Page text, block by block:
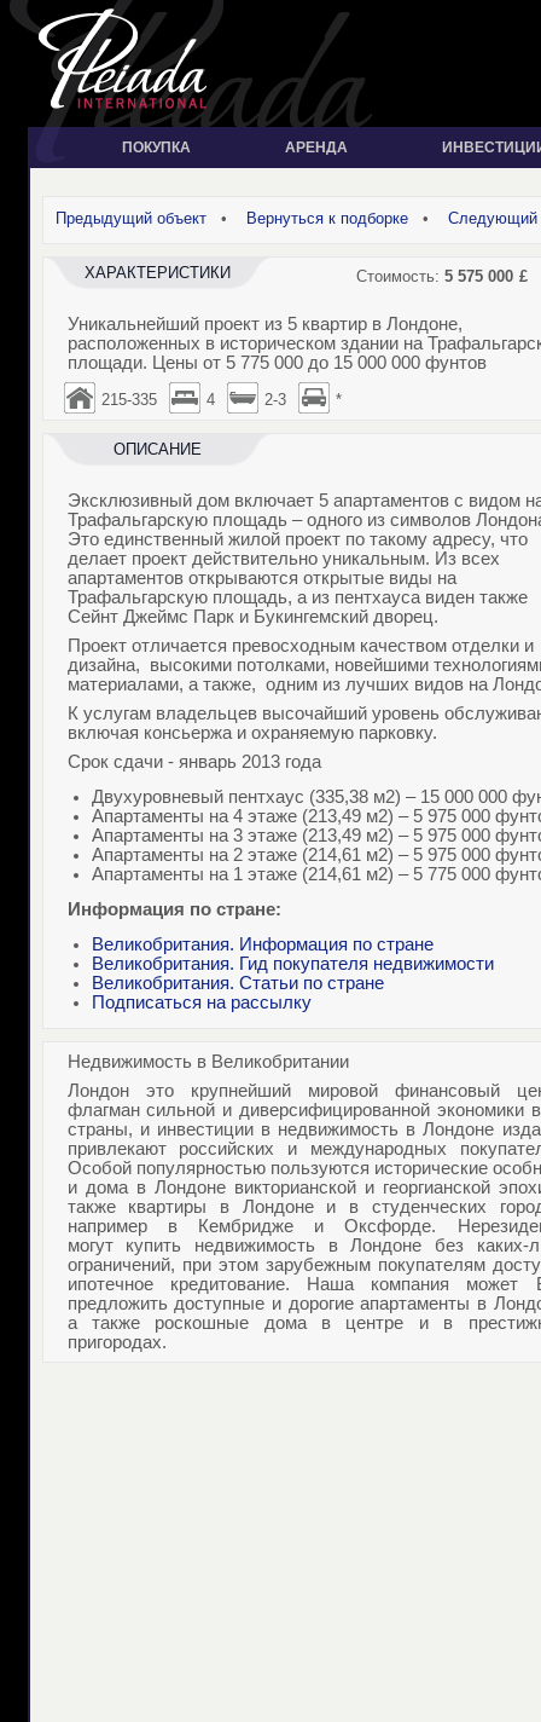
ПОКУПКА АРЕНДА
Предыдущий объект• Вернуться к подборке• Следующий
Стоимость: 5 575 000 £
ХАРАКТЕРИСТИКИ
Уникальнейший проект из 5 квартир в Лондоне,
расположенных в историческом здании на
площади. Цены от 5 775 000 до 15 000 000 фунтов
215-335 4 2-3 *
ОПИСАНИЕ
Эксклюзивный дом включает 5 апартаментов с видом
Трафальгарскую площадь – одного из символов
Это единственный жилой проект по такому адресу, что
делает проект действительно уникальным. Из всех
апартаментов открываются открытые виды на
Трафальгарскую площадь, а из пентхауса виден также
Сейнт Джеймс Парк и Букингемский дворец.
Проект отличается превосходным качеством отделки и
дизайна, высокими потолками, новейшими
материалами, а также, одним из лучших видов на
К услугам владельцев высочайший уровень
включая консьержа и охраняемую парковку.
Срок сдачи - январь 2013 года
Двухуровневый пентхаус (335,38 м2) – 15 000 000
Апартаменты на 4 этаже (213,49 м2) – 5 975 000
Апартаменты на 3 этаже (213,49 м2) – 5 975 000
Апартаменты на 2 этаже (214,61 м2) – 5 975 000
Апартаменты на 1 этаже (214,61 м2) – 5 775 000
Информация по стране:
Великобритания. Информация по стране
Великобритания. Гид покупателя недвижимости
Великобритания. Статьи по стране
Подписаться на рассылку
Недвижимость в Великобритании
Лондон это крупнейший мировой финансовый
флагман сильной и диверсифицированной экономики
страны, и инвестиции в недвижимость в Лондоне
привлекают российских и международных
Особой популярностью пользуются исторические
и дома в Лондоневикторианской и георгианской
также квартиры в Лондонеи в студенческих
например в Кембридже и Оксфорде.
могут купить недвижимость в Лондоне без каких-
ограничений, при этом зарубежным покупателям
ипотечное кредитование. Наша компания может
предложить доступные и дорогиеапартаменты в
а также роскошные дома в центре и в
пригородах.